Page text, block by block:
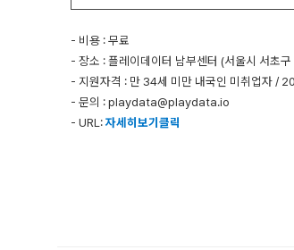
- 비용 : 무료
- 장소 : 플레이데이터 남부센터 (서울시 서초
- 지원자격 : 만 34세 미만 내국인 미취업자 /
- 문의 : playdata@playdata.io
- URL:자세히보기클릭